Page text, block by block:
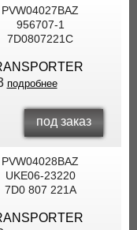
PVW04027BAZ
956707-1
7D0807221C
подробнее
под заказ
PVW04028BAZ
UKE06-23220
7D0 807 221A